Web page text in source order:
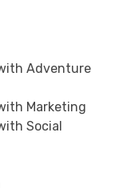
Adventure
Marketing
Social